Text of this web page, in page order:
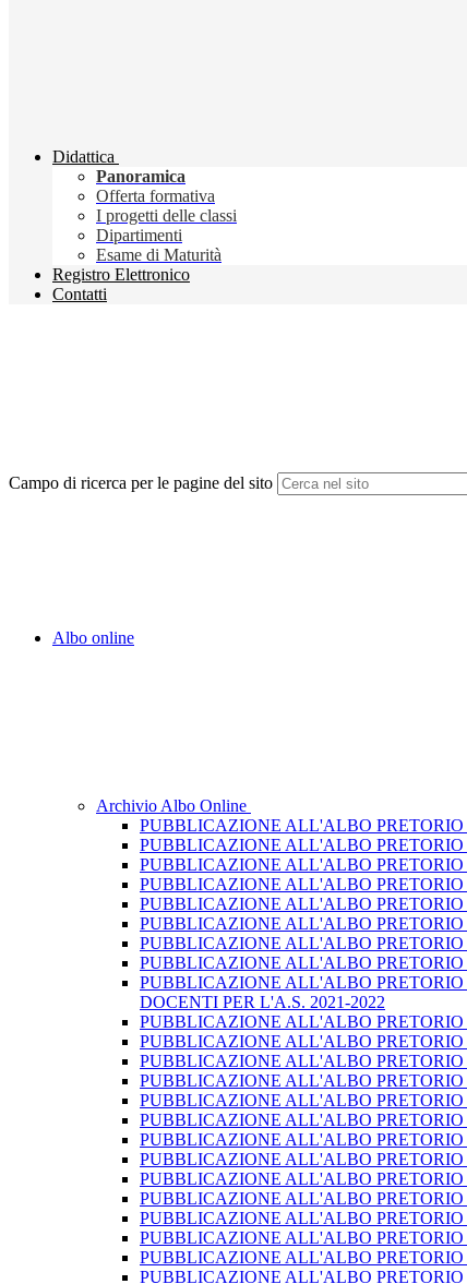
Didattica
Panoramica
Offerta formativa
I progetti delle classi
Dipartimenti
Esame di Maturità
Registro Elettronico
Contatti
Campo di ricerca per le pagine del sito
Albo online
Archivio Albo Online
PUBBLICAZIONE ALL'ALBO
PUBBLICAZIONE ALL'ALBO PRETORIO
PUBBLICAZIONE ALL'ALBO PRETORIO
PUBBLICAZIONE ALL'ALBO
PUBBLICAZIONE ALL'ALBO PRETORIO
PUBBLICAZIONE ALL'ALBO PRETORIO
PUBBLICAZIONE ALL'ALBO
PUBBLICAZIONE ALL'ALBO PRETORIO
PUBBLICAZIONE ALL'ALBO
DOCENTI PER L'A.S. 2021-2022
PUBBLICAZIONE ALL'ALBO PRETORIO
PUBBLICAZIONE ALL'ALBO PRETORIO
PUBBLICAZIONE ALL'ALBO PRETORIO
PUBBLICAZIONE ALL'ALBO
PUBBLICAZIONE ALL'ALBO
PUBBLICAZIONE ALL'ALBO PRETORIO
PUBBLICAZIONE ALL'ALBO
PUBBLICAZIONE ALL'ALBO
PUBBLICAZIONE ALL'ALBO PRETORIO
PUBBLICAZIONE ALL'ALBO
PUBBLICAZIONE ALL'ALBO
PUBBLICAZIONE ALL'ALBO
PUBBLICAZIONE ALL'ALBO
PUBBLICAZIONE ALL'ALBO